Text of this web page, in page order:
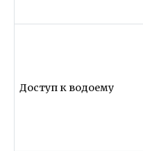
Доступ к водоему